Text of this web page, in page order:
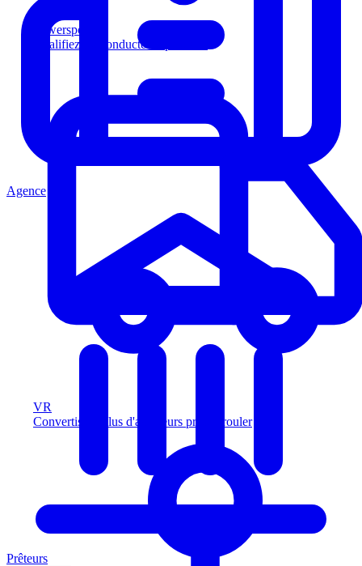
Powersports
Qualifiez les conducteurs plus vite
VR
Convertissez plus d'acheteurs prêts à rouler
Agence
Prêteurs